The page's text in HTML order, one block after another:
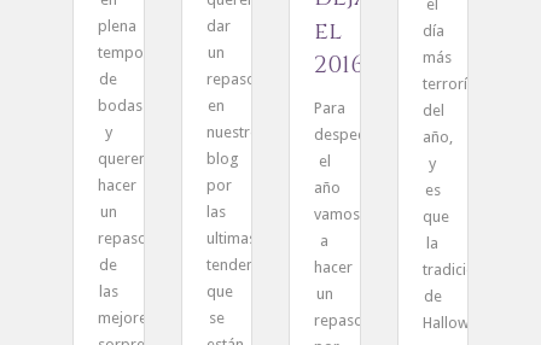
plena
temporada
de
bodas
y
queremos
hacer
un
repaso
de
las
mejores
dar
un
repaso
en
nuestro
blog
por
las
ultimas
tendencias
que
se
el
2016
Para
despedir
el
año
vamos
a
hacer
un
repaso
el
día
más
terrorífico
del
año,
y
es
que
la
tradición
de
Halloween…